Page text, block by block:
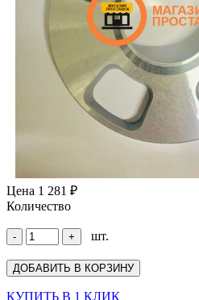
Цена 1 281 ₽
Количество
шт.
КУПИТЬ В 1 КЛИК